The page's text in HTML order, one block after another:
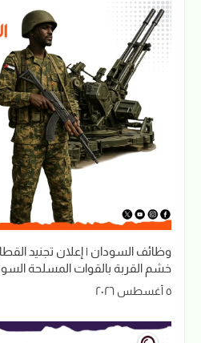
وظائف السودان | إعلان تجنيد
خشم القربة بالقوات المسلحة
٥ أغسطس ٢٠٢٦